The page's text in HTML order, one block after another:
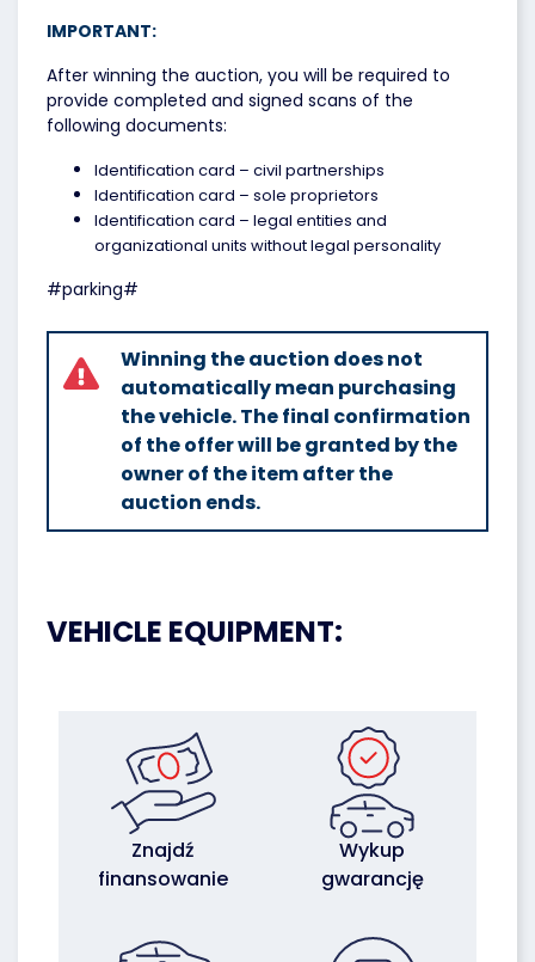
IMPORTANT:
After winning the auction, you will be required to
provide completed and signed scans of the
following documents:
Identification card – civil partnerships
Identification card – sole proprietors
Identification card – legal entities and
organizational units without legal personality
#parking#
Winning the auction does not
automatically mean purchasing
the vehicle. The final confirmation
of the offer will be granted by the
owner of the item after the
auction ends.
VEHICLE EQUIPMENT:
Znajdź
finansowanie
Wykup
gwarancję